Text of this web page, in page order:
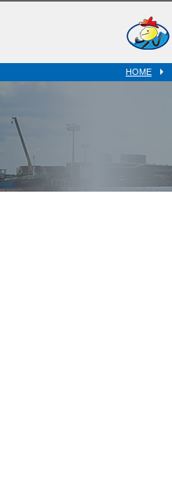
HOME